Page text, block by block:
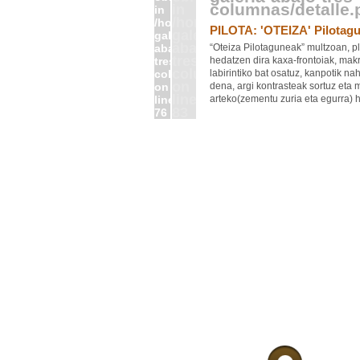
in
/home/antonmen/public_html/sec-
galeria-
abajo-
tres-
columnas/detalle.php
on
line
76
/home/antonmen/
galeria-
abajo-
columnas/detalle.php
columnas/
PILOTA: 'OTEIZA'
“Oteiza Pilotaguneak” multzoan,
hedatzen dira kaxa-frontoiak,
labirintiko bat osatuz, kanpotik
dena, argi kontrasteak sortuz eta
arteko(zementu zuria eta egurra)